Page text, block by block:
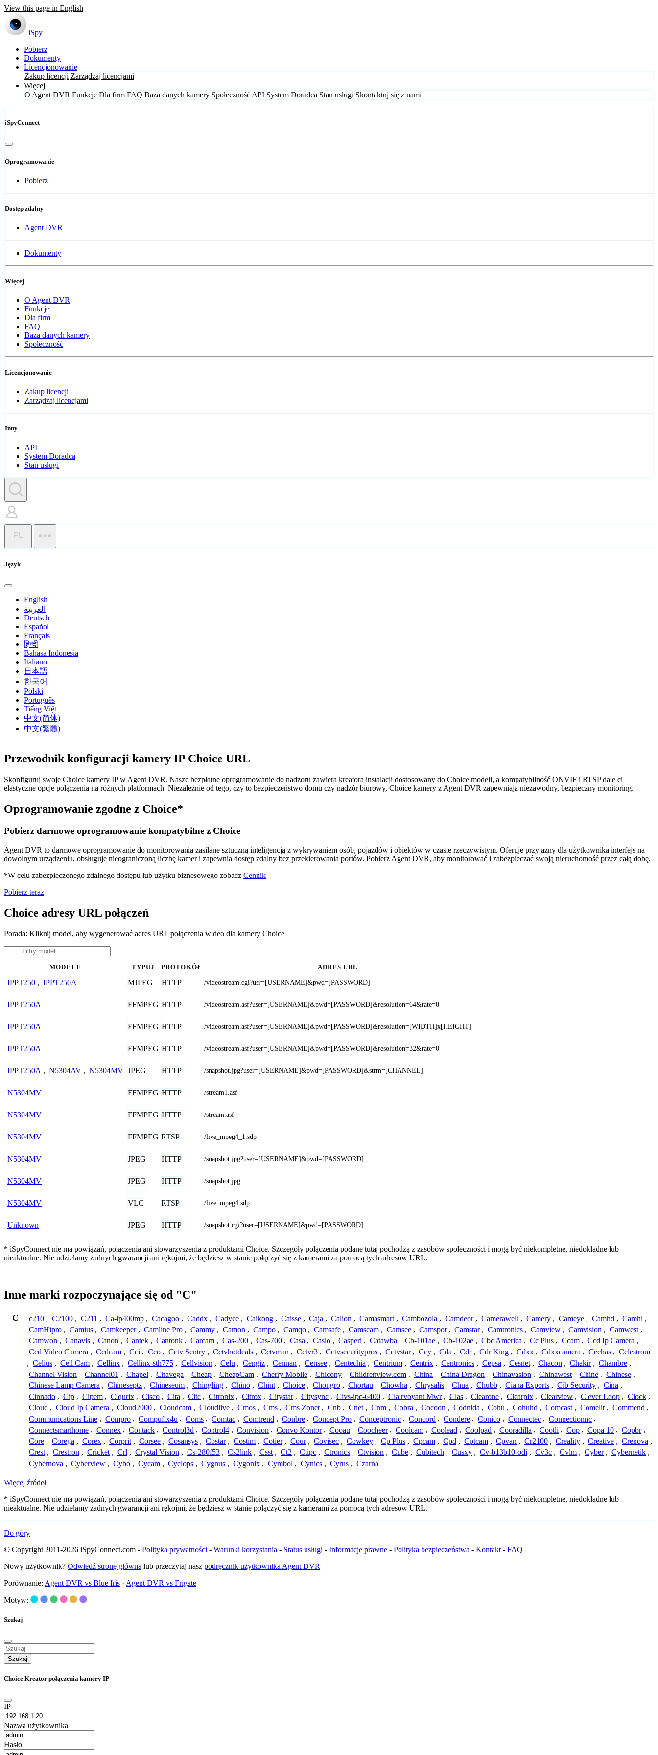
View this page in English
iSpy
Pobierz
Dokumenty
Licencjonowanie
Zakup licencji Zarządzaj licencjami
Więcej
O Agent DVR Funkcje Dla firm FAQ Baza danych kamery Społeczność API System Doradca Stan usługi Skontaktuj się z nami
iSpyConnect
Oprogramowanie
Pobierz
Dostęp zdalny
Agent DVR
Dokumenty
Więcej
O Agent DVR
Funkcje
Dla firm
FAQ
Baza danych kamery
Społeczność
Licencjonowanie
Zakup licencji
Zarządzaj licencjami
Inny
API
System Doradca
Stan usługi
PL
Język
English
العربية
Deutsch
Español
Français
हिन्दी
Bahasa Indonesia
Italiano
日本語
한국어
Polski
Português
Tiếng Việt
中文(简体)
中文(繁體)
Przewodnik konfiguracji kamery IP Choice URL
Skonfiguruj swoje Choice kamery IP w Agent DVR. Nasze bezpłatne oprogramowanie do nadzoru zawiera kreatora instalacji dostosowany do Choice modeli, a kompatybilność ONVIF i RTSP daje ci
elastyczne opcje połączenia na różnych platformach. Niezależnie od tego, czy to bezpieczeństwo domu czy nadzór biurowy, Choice kamery z Agent DVR zapewniają niezawodny, bezpieczny monitoring.
Oprogramowanie zgodne z Choice*
Pobierz darmowe oprogramowanie kompatybilne z Choice
Agent DVR to darmowe oprogramowanie do monitorowania zasilane sztuczną inteligencją z wykrywaniem osób, pojazdów i obiektów w czasie rzeczywistym. Oferuje przyjazny dla użytkownika interfejs na
dowolnym urządzeniu, obsługuje nieograniczoną liczbę kamer i zapewnia dostęp zdalny bez przekierowania portów. Pobierz Agent DVR, aby monitorować i zabezpieczać swoją nieruchomość przez całą dobę.
*W celu zabezpieczonego zdalnego dostępu lub użytku biznesowego zobacz Cennik
Pobierz teraz
Choice adresy URL połączeń
Porada: Kliknij model, aby wygenerować adres URL połączenia wideo dla kamery Choice
MODELE TYPUJ PROTOKÓŁ ADRES URL
IPPT250 , IPPT250A MJPEG HTTP /videostream.cgi?usr=[USERNAME]&pwd=[PASSWORD]
IPPT250A FFMPEG HTTP /videostream.asf?user=[USERNAME]&pwd=[PASSWORD]&resolution=64&rate=0
IPPT250A FFMPEG HTTP /videostream.asf?user=[USERNAME]&pwd=[PASSWORD]&resolution=[WIDTH]x[HEIGHT]
IPPT250A FFMPEG HTTP /videostream.asf?user=[USERNAME]&pwd=[PASSWORD]&resolution=32&rate=0
IPPT250A , N5304AV , N5304MV JPEG HTTP /snapshot.jpg?user=[USERNAME]&pwd=[PASSWORD]&strm=[CHANNEL]
N5304MV FFMPEG HTTP /stream1.asf
N5304MV FFMPEG HTTP /stream.asf
N5304MV FFMPEG RTSP /live_mpeg4_1.sdp
N5304MV JPEG HTTP /snapshot.jpg?user=[USERNAME]&pwd=[PASSWORD]
N5304MV JPEG HTTP /snapshot.jpg
N5304MV VLC RTSP /live_mpeg4.sdp
Unknown JPEG HTTP /snapshot.cgi?user=[USERNAME]&pwd=[PASSWORD]
* iSpyConnect nie ma powiązań, połączenia ani stowarzyszenia z produktami Choice. Szczegóły połączenia podane tutaj pochodzą z zasobów społeczności i mogą być niekompletne, niedokładne lub
nieaktualne. Nie udzielamy żadnych gwarancji ani rękojmi, że będziesz w stanie połączyć się z kamerami za pomocą tych adresów URL.
Inne marki rozpoczynające się od "C"
C c210 , C2100 , C211 , Ca-ip400mp , Cacagoo , Caddx , Cadyce , Caikong , Caisse , Caja , Calion , Camasmart , Cambozola , Camdeor , Camerawelt , Camery , Cameye , Camhd , Camhi ,
CamHipro , Camius , Camkeeper , Camline Pro , Cammy , Camon , Campo , Camqo , Camsafe , Camscam , Camsee , Camspot , Camstar , Camtronics , Camview , Camvision , Camwest ,
Camwon , Canavis , Canon , Cantek , Cantonk , Carcam , Cas-200 , Cas-700 , Casa , Casio , Casperi , Catawba , Cb-101ae , Cb-102ae , Cbc America , Cc Plus , Ccam , Ccd Ip Camera ,
Ccd Video Camera , Ccdcam , Cci , Cco , Cctv Sentry , Cctvhotdeals , Cctvman , Cctvr3 , Cctvsecuritypros , Cctvstar , Ccy , Cda , Cdr , Cdr King , Cdxx , Cdxxcamera , Cechas , Celestrom
, Celius , Cell Cam , Cellinx , Cellinx-sth775 , Cellvision , Celu , Cengiz , Cennan , Censee , Centechia , Centrium , Centrix , Centronics , Cepsa , Cesnet , Chacon , Chakir , Chambre ,
Channel Vision , Channel01 , Chapel , Chavega , Cheap , CheapCam , Cherry Mobile , Chicony , Childrenview.com , China , China Dragon , Chinavasion , Chinawest , Chine , Chinese ,
Chinese Lamp Camera , Chineseptz , Chineseum , Chingling , Chino , Chint , Choice , Chongro , Chortau , Chowha , Chrysalis , Chua , Chubb , Ciana Exports , Cib Security , Cina ,
Cinnado , Cip , Cipem , Ciqurix , Cisco , Cita , Citc , Citronix , Citrox , Citystar , Citysync , Civs-ipc-6400 , Clairvoyant Mwr , Clas , Clearone , Clearpix , Clearview , Clever Loop , Clock ,
Cloud , Cloud Ip Camera , Cloud2000 , Cloudcam , Cloudlive , Cmos , Cms , Cms Zonet , Cnb , Cnet , Cnm , Cobra , Cocoon , Codnida , Cohu , Cohuhd , Comcast , Comelit , Commend ,
Communications Line , Compro , Compufix4u , Coms , Comtac , Comtrend , Conbre , Concept Pro , Conceptronic , Concord , Condere , Conico , Connectec , Connectionnc ,
Connectsmarthome , Connex , Contack , Control3d , Control4 , Convision , Convo Kontor , Cooau , Coocheer , Coolcam , Coolead , Coolpad , Cooradilla , Cootli , Cop , Copa 10 , Copbr ,
Core , Corega , Corex , Corprit , Corsee , Cosansys , Costar , Costim , Cotier , Cour , Covisec , Cowkey , Cp Plus , Cpcam , Cpd , Cptcam , Cpvan , Cr2100 , Creality , Creative , Crenova ,
Crest , Crestron , Cricket , Crl , Crystal Vision , Cs-280f53 , Cs2link , Csst , Ct2 , Ctipc , Ctronics , Ctvision , Cube , Cubitech , Cusxy , Cv-b13b10-odi , Cv3c , Cvlm , Cyber , Cybernetik ,
Cybernova , Cyberview , Cybo , Cycam , Cyclops , Cygnus , Cygonix , Cymbol , Cynics , Cyrus , Czarna
Więcej źródeł
* iSpyConnect nie ma powiązań, połączenia ani stowarzyszenia z produktami Choice. Szczegóły połączenia podane tutaj pochodzą z zasobów społeczności i mogą być niekompletne, niedokładne lub
nieaktualne. Nie udzielamy żadnych gwarancji ani rękojmi, że będziesz w stanie połączyć się z kamerami za pomocą tych adresów URL.
Do góry
© Copyright 2011-2026 iSpyConnect.com - Polityka prywatności - Warunki korzystania - Status usługi - Informacje prawne - Polityka bezpieczeństwa - Kontakt - FAQ
Nowy użytkownik? Odwiedź stronę główną lub przeczytaj nasz podręcznik użytkownika Agent DVR
Porównanie: Agent DVR vs Blue Iris · Agent DVR vs Frigate
Motyw:
Szukaj
Szukaj
Choice Kreator połączenia kamery IP
IP
Nazwa użytkownika
Hasło